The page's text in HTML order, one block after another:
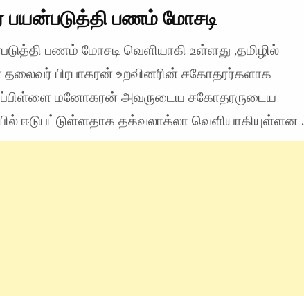
பயன்படுத்தி பணம் மோசடி
பணம் மோசடி வெளியாகி உள்ளது ,தமிழில்
தலைவர் பிரபாகரன் உறவினரின் சகோதரர்களாக
மனோகரன் அவருடைய சகோதரருடைய
ஈடுபட்டுள்ளதாக தக்வலாக்லா வெளியாகியுள்ளன .